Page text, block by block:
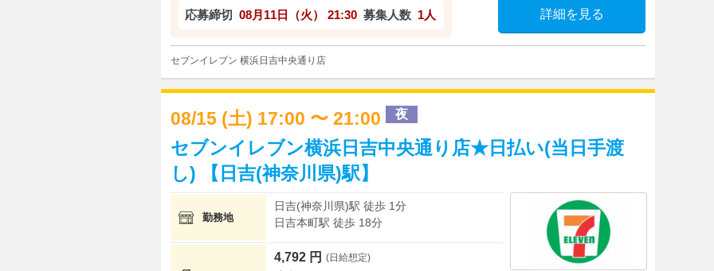
応募締切 08月11日（火） 21:30 募集人数 1人 詳細を見る
セブンイレブン 横浜日吉中央通り店
08/15 (土) 17:00 〜 21:00 夜
セブンイレブン横浜日吉中央通り店★日払い(当日手渡
し) 【日吉(神奈川県)駅】
勤務地
日吉(神奈川県)駅 徒歩 1分
日吉本町駅 徒歩 18分
4,792 円 (日給想定)